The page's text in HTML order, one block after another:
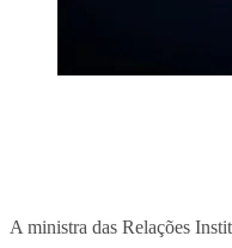
A ministra das Relações